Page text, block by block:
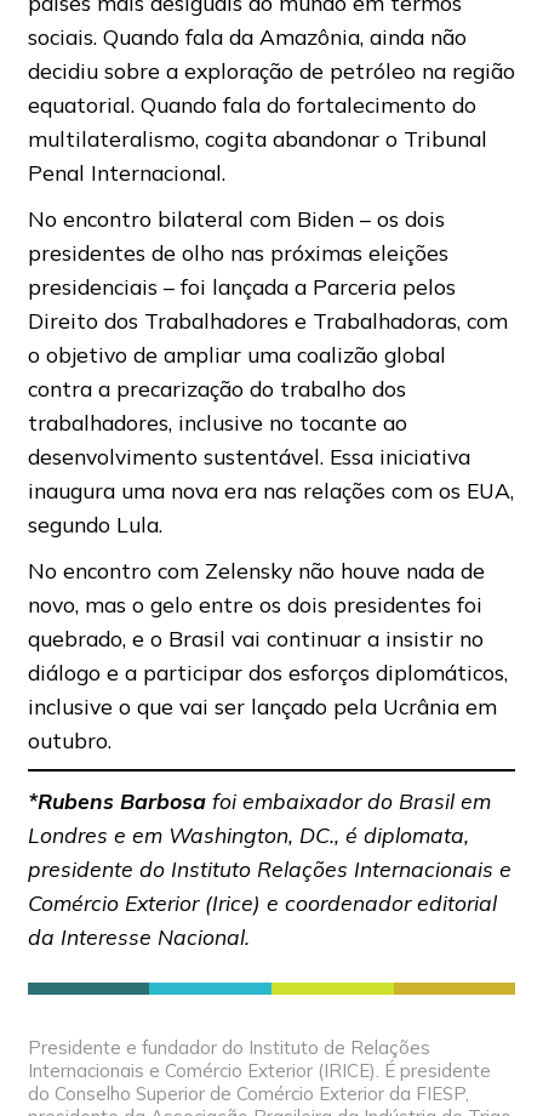
sociais. Quando fala da Amazônia, ainda não
decidiu sobre a exploração de petróleo na região
equatorial. Quando fala do fortalecimento do
multilateralismo, cogita abandonar o Tribunal
Penal Internacional.
No encontro bilateral com Biden – os dois
presidentes de olho nas próximas eleições
presidenciais – foi lançada a Parceria pelos
Direito dos Trabalhadores e Trabalhadoras, com
o objetivo de ampliar uma coalizão global
contra a precarização do trabalho dos
trabalhadores, inclusive no tocante ao
desenvolvimento sustentável. Essa iniciativa
inaugura uma nova era nas relações com os EUA,
segundo Lula.
No encontro com Zelensky não houve nada de
novo, mas o gelo entre os dois presidentes foi
quebrado, e o Brasil vai continuar a insistir no
diálogo e a participar dos esforços diplomáticos,
inclusive o que vai ser lançado pela Ucrânia em
outubro.
*Rubens Barbosafoi embaixador do Brasil em
Londres e em Washington, DC., é diplomata,
presidente do Instituto Relações Internacionais e
Comércio Exterior (Irice) e coordenador editorial
da Interesse Nacional.
Presidente e fundador do Instituto de Relações
Internacionais e Comércio Exterior (IRICE). É presidente
do Conselho Superior de Comércio Exterior da FIESP,